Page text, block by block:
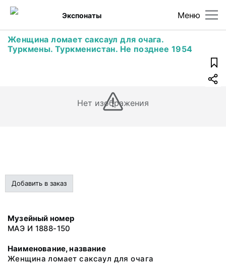
Меню
Экспонаты
Женщина ломает саксаул для очага.
Туркмены. Туркменистан. Не позднее 1954
Нет изображения
Добавить в заказ
Музейный номер
МАЭ И 1888-150
Наименование, название
Женщина ломает саксаул для очага